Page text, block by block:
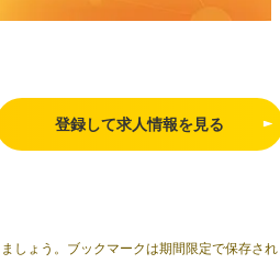
登録して求人情報を見る
しょう。ブックマークは期間限定で保存さ